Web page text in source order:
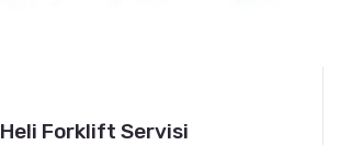
Heli Forklift Servisi